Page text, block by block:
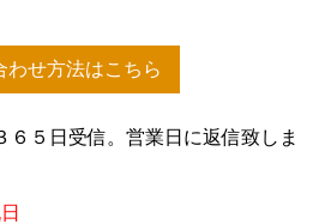
わせ方法はこちら
６５日受信。営業日に返信致しま